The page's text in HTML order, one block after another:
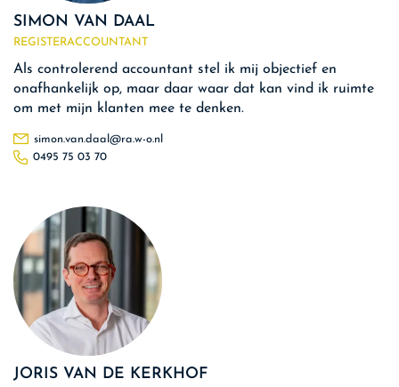
SIMON VAN DAAL
REGISTERACCOUNTANT
Als controlerend accountant stel ik mij objectief en
onafhankelijk op, maar daar waar dat kan vind ik ruimte
om met mijn klanten mee te denken.
simon.van.daal@ra.w-o.nl
0495 75 03 70
JORIS VAN DE KERKHOF